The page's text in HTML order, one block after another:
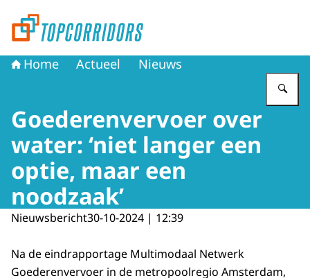
Home Actueel Nieuws
Goederenvervoer over
water: ‘niet langer een
optie, maar een
noodzaak’
Nieuwsbericht30-10-2024 | 12:39
Na de eindrapportage Multimodaal Netwerk
Goederenvervoer in de metropoolregio Amsterdam,